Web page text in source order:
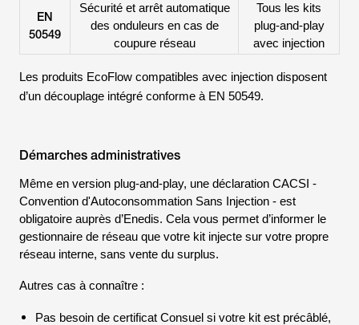
EN
50549
Sécurité et arrêt automatique
des onduleurs en cas de
coupure réseau
Tous les kits
plug-and-play
avec injection
Les produits EcoFlow compatibles avec injection disposent
d’un découplage intégré conforme à EN 50549.
Démarches administratives
Même en version plug-and-play, une déclaration CACSI -
Convention d'Autoconsommation Sans Injection - est
obligatoire auprès d’Enedis. Cela vous permet d’informer le
gestionnaire de réseau que votre kit injecte sur votre propre
réseau interne, sans vente du surplus.
Autres cas à connaître :
Pas besoin de certificat Consuel si votre kit est précâblé,